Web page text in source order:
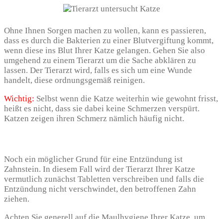
Ohne Ihnen Sorgen machen zu wollen, kann es passieren,
dass es durch die Bakterien zu einer Blutvergiftung kommt,
wenn diese ins Blut Ihrer Katze gelangen. Gehen Sie also
umgehend zu einem Tierarzt um die Sache abklären zu
lassen. Der Tierarzt wird, falls es sich um eine Wunde
handelt, diese ordnungsgemäß reinigen.
Wichtig: Selbst wenn die Katze weiterhin wie gewohnt frisst,
heißt es nicht, dass sie dabei keine Schmerzen verspürt.
Katzen zeigen ihren Schmerz nämlich häufig nicht.
Noch ein möglicher Grund für eine Entzündung ist
Zahnstein. In diesem Fall wird der Tierarzt Ihrer Katze
vermutlich zunächst Tabletten verschreiben und falls die
Entzündung nicht verschwindet, den betroffenen Zahn
ziehen.
Achten Sie generell auf die Maulhygiene Ihrer Katze, um